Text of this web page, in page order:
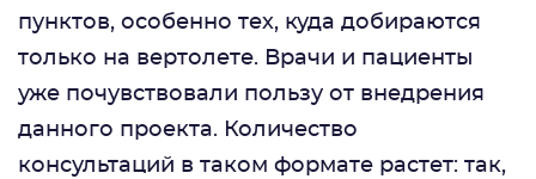
пунктов, особенно тех, куда добираются
только на вертолете. Врачи и пациенты
уже почувствовали пользу от внедрения
данного проекта. Количество
консультаций в таком формате растет: так,